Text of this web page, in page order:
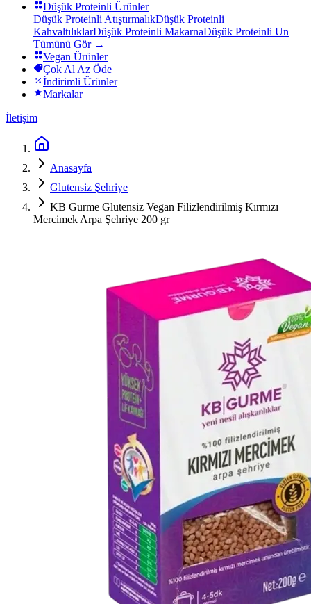
Düşük Proteinli Ürünler
Düşük Proteinli AtıştırmalıkDüşük Proteinli
KahvaltılıklarDüşük Proteinli MakarnaDüşük Proteinli Un
Tümünü Gör →
Vegan Ürünler
Çok Al Az Öde
İndirimli Ürünler
Markalar
İletişim
Anasayfa
Glutensiz Şehriye
KB Gurme Glutensiz Vegan Filizlendirilmiş Kırmızı
Mercimek Arpa Şehriye 200 gr